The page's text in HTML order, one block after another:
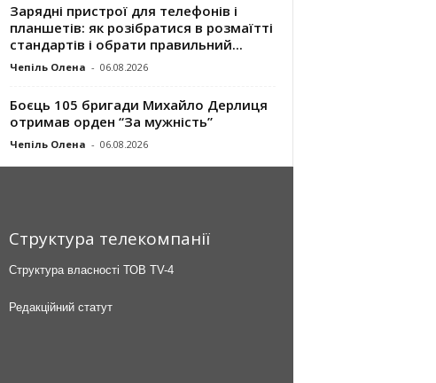
Зарядні пристрої для телефонів і
планшетів: як розібратися в розмаїтті
стандартів і обрати правильний...
Чепіль Олена - 06.08.2026
Боєць 105 бригади Михайло Дерлиця
отримав орден “За мужність”
Чепіль Олена - 06.08.2026
Структура телекомпанії
Структура власності ТОВ TV-4
Редакційний статут